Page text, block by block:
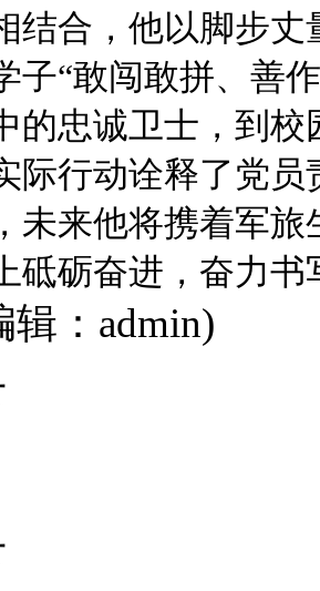
结合，他以脚步
子“敢闯敢拼、善
的忠诚卫士，到校
际行动诠释了党
未来他将携着军
砥砺奋进，奋力
辑：admin)